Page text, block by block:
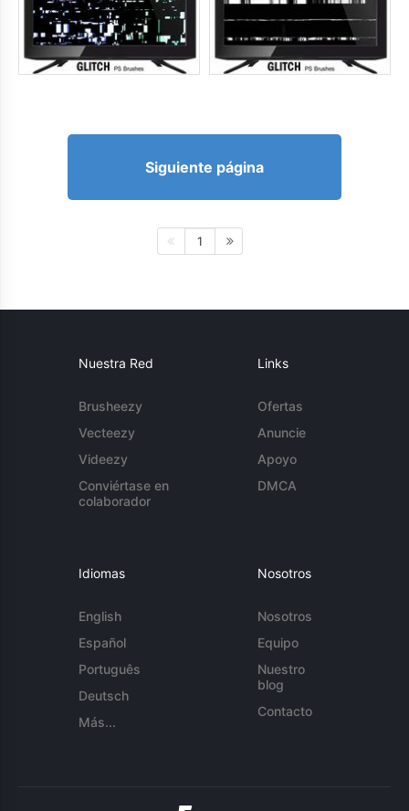
Siguiente página
1
Nuestra Red
Brusheezy
Vecteezy
Videezy
Conviértase en
colaborador
Links
Ofertas
Anuncie
Apoyo
DMCA
Idiomas
English
Español
Português
Deutsch
Más...
Nosotros
Nosotros
Equipo
Nuestro
blog
Contacto